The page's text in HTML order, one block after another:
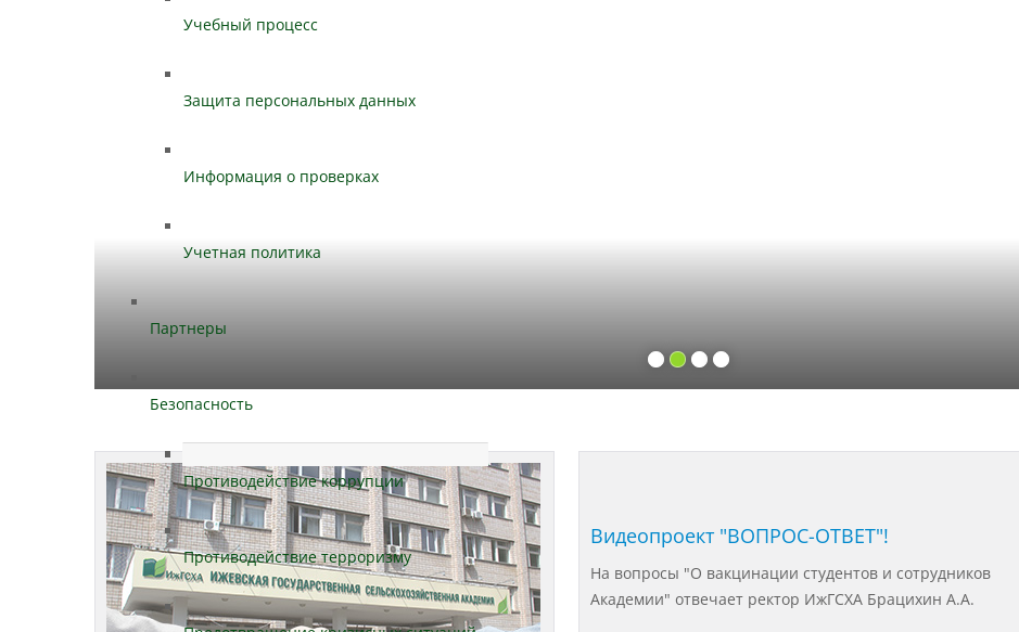
Учебный процесс
Защита персональных данных
Информация о проверках
Учетная политика
Партнеры
Безопасность
Противодействие коррупции
Противодействие терроризму
Видеопроект "ВОПРОС-ОТВЕТ"!
На вопросы "О вакцинации студентов и сотрудников
Академии" отвечает ректор ИжГСХА Брацихин А.А.